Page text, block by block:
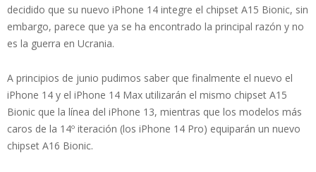
decidido que su nuevo iPhone 14 integre el chipset A15 Bionic, sin
embargo, parece que ya se ha encontrado la principal razón y no
es la guerra en Ucrania.
A principios de junio pudimos saber que finalmente el nuevo el
iPhone 14 y el iPhone 14 Max utilizarán el mismo chipset A15
Bionic que la línea del iPhone 13, mientras que los modelos más
caros de la 14º iteración (los iPhone 14 Pro) equiparán un nuevo
chipset A16 Bionic.